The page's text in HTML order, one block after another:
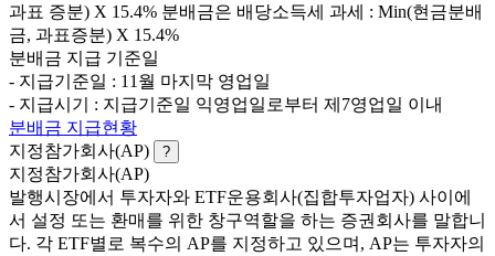
과표 증분) X 15.4% 분배금은 배당소득세 과세 : Min(현금분배
금, 과표증분) X 15.4%
분배금 지급 기준일
- 지급기준일 : 11월 마지막 영업일
- 지급시기 : 지급기준일 익영업일로부터 제7영업일 이내
분배금 지급현황
지정참가회사(AP)
?
지정참가회사(AP)
발행시장에서 투자자와 ETF운용회사(집합투자업자) 사이에
서 설정 또는 환매를 위한 창구역할을 하는 증권회사를 말합니
다. 각 ETF별로 복수의 AP를 지정하고 있으며, AP는 투자자의